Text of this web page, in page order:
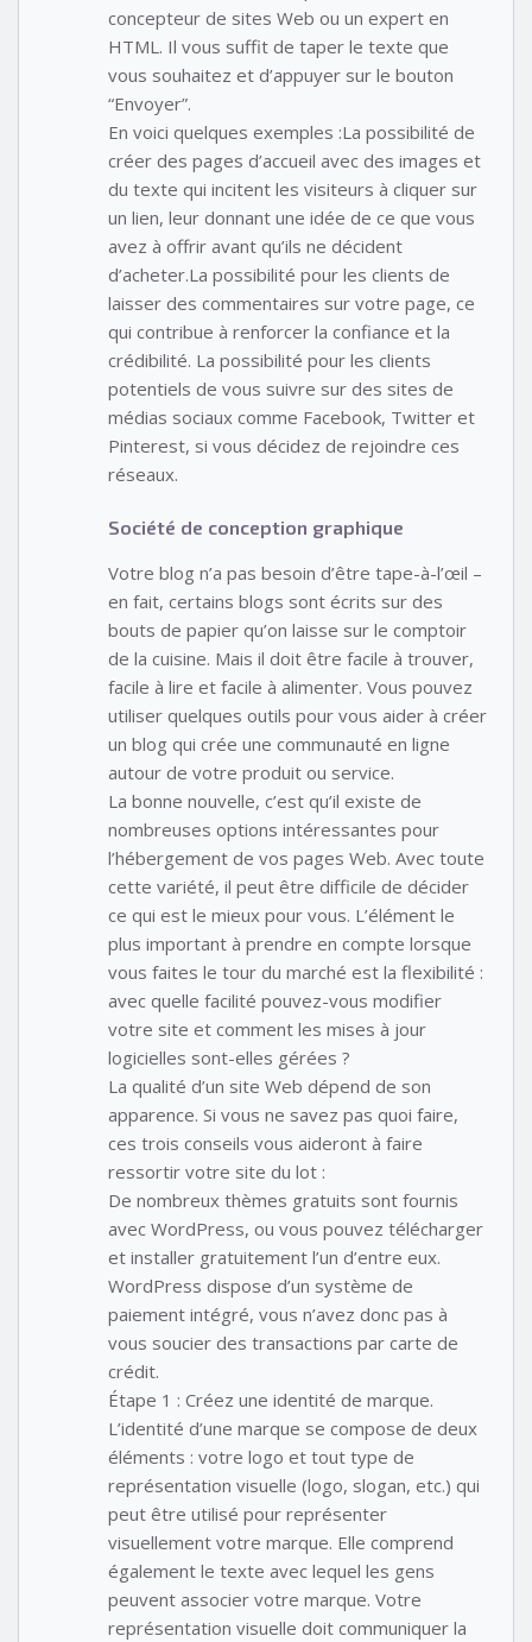
concepteur de sites Web ou un expert en
HTML. Il vous suffit de taper le texte que
vous souhaitez et d’appuyer sur le bouton
“Envoyer”.
En voici quelques exemples :La possibilité de
créer des pages d’accueil avec des images et
du texte qui incitent les visiteurs à cliquer sur
un lien, leur donnant une idée de ce que vous
avez à offrir avant qu’ils ne décident
d’acheter.La possibilité pour les clients de
laisser des commentaires sur votre page, ce
qui contribue à renforcer la confiance et la
crédibilité. La possibilité pour les clients
potentiels de vous suivre sur des sites de
médias sociaux comme Facebook, Twitter et
Pinterest, si vous décidez de rejoindre ces
réseaux.
Société de conception graphique
Votre blog n’a pas besoin d’être tape-à-l’œil –
en fait, certains blogs sont écrits sur des
bouts de papier qu’on laisse sur le comptoir
de la cuisine. Mais il doit être facile à trouver,
facile à lire et facile à alimenter. Vous pouvez
utiliser quelques outils pour vous aider à créer
un blog qui crée une communauté en ligne
autour de votre produit ou service.
La bonne nouvelle, c’est qu’il existe de
nombreuses options intéressantes pour
l’hébergement de vos pages Web. Avec toute
cette variété, il peut être difficile de décider
ce qui est le mieux pour vous. L’élément le
plus important à prendre en compte lorsque
vous faites le tour du marché est la flexibilité :
avec quelle facilité pouvez-vous modifier
votre site et comment les mises à jour
logicielles sont-elles gérées ?
La qualité d’un site Web dépend de son
apparence. Si vous ne savez pas quoi faire,
ces trois conseils vous aideront à faire
ressortir votre site du lot :
De nombreux thèmes gratuits sont fournis
avec WordPress, ou vous pouvez télécharger
et installer gratuitement l’un d’entre eux.
WordPress dispose d’un système de
paiement intégré, vous n’avez donc pas à
vous soucier des transactions par carte de
crédit.
Étape 1 : Créez une identité de marque.
L’identité d’une marque se compose de deux
éléments : votre logo et tout type de
représentation visuelle (logo, slogan, etc.) qui
peut être utilisé pour représenter
visuellement votre marque. Elle comprend
également le texte avec lequel les gens
peuvent associer votre marque. Votre
représentation visuelle doit communiquer la